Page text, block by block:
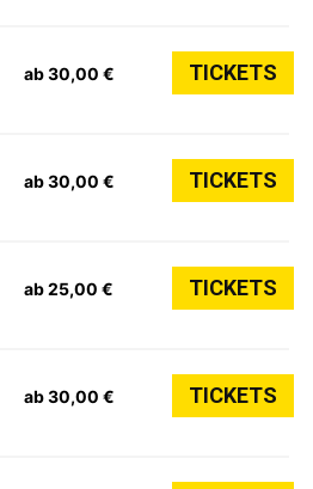
ab 30,00 € TICKETS
ab 30,00 € TICKETS
ab 25,00 € TICKETS
ab 30,00 € TICKETS